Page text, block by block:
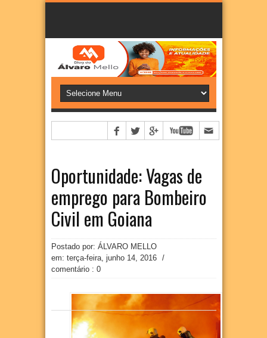
Oportunidade: Vagas de
emprego para Bombeiro
Civil em Goiana
Postado por: ÁLVARO MELLO
em: terça-feira, junho 14, 2016
/
comentário : 0